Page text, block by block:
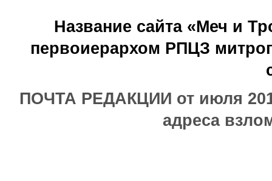
Название сайта «Меч и
первоиерархом РПЦЗ
ПОЧТА РЕДАКЦИИ от июля
адреса